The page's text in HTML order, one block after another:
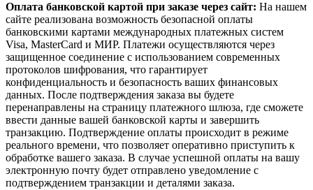
Оплата банковской картой при заказе через сайт: На нашем
сайте реализована возможность безопасной оплаты
банковскими картами международных платежных систем
Visa, MasterCard и МИР. Платежи осуществляются через
защищенное соединение с использованием современных
протоколов шифрования, что гарантирует
конфиденциальность и безопасность ваших финансовых
данных. После подтверждения заказа вы будете
перенаправлены на страницу платежного шлюза, где сможете
ввести данные вашей банковской карты и завершить
транзакцию. Подтверждение оплаты происходит в режиме
реального времени, что позволяет оперативно приступить к
обработке вашего заказа. В случае успешной оплаты на вашу
электронную почту будет отправлено уведомление с
подтверждением транзакции и деталями заказа.